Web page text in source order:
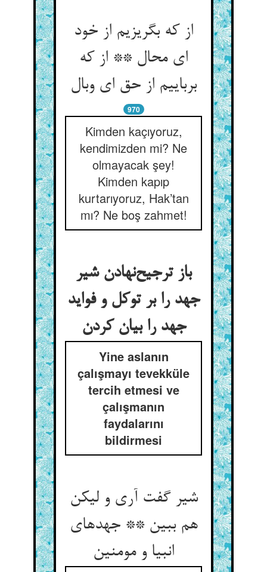
از که بگریزیم از خود
ای محال ** از که
970
Kimden kaçıyoruz,
kendimizden mi? Ne
olmayacak şey!
Kimden kapıp
kurtarıyoruz, Hak’tan
mı? Ne boş zahmet!
باز ترجیح‌‌نهادن شیر
جهد را بر توکل و فواید
جهد را بیان کردن‌‌
Yine aslanın
çalışmayı tevekküle
tercih etmesi ve
çalışmanın
faydalarını
bildirmesi
شیر گفت آری و لیکن
هم ببین ** جهدهای